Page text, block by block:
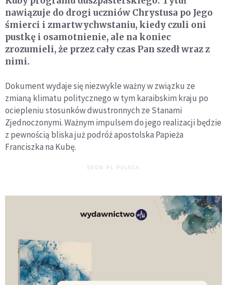
nawiązuje do drogi uczniów Chrystusa po Jego
śmierci i zmartwychwstaniu, kiedy czuli oni
pustkę i osamotnienie, ale na koniec
zrozumieli, że przez cały czas Pan szedł wraz z
nimi.
Dokument wydaje się niezwykle ważny w związku ze
zmianą klimatu politycznego w tym karaibskim kraju po
ociepleniu stosunków dwustronnych ze Stanami
Zjednoczonymi. Ważnym impulsem do jego realizacji będzie
z pewnością bliska już podróż apostolska Papieża
Franciszka na Kubę.
DEON.PL POLECA